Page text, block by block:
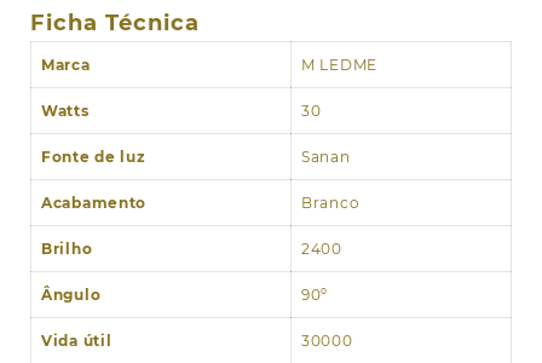
Ficha Técnica
Marca M LEDME
Watts 30
Fonte de luz Sanan
Acabamento Branco
Brilho 2400
Ângulo 90º
Vida útil 30000